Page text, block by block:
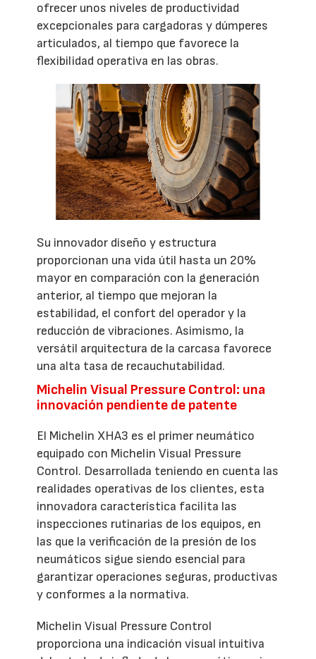
ofrecer unos niveles de productividad
excepcionales para cargadoras y dúmperes
articulados, al tiempo que favorece la
flexibilidad operativa en las obras.
Su innovador diseño y estructura
proporcionan una vida útil hasta un 20%
mayor en comparación con la generación
anterior, al tiempo que mejoran la
estabilidad, el confort del operador y la
reducción de vibraciones. Asimismo, la
versátil arquitectura de la carcasa favorece
una alta tasa de recauchutabilidad.
Michelin Visual Pressure Control: una
innovación pendiente de patente
El Michelin XHA3 es el primer neumático
equipado con Michelin Visual Pressure
Control. Desarrollada teniendo en cuenta las
realidades operativas de los clientes, esta
innovadora característica facilita las
inspecciones rutinarias de los equipos, en
las que la verificación de la presión de los
neumáticos sigue siendo esencial para
garantizar operaciones seguras, productivas
y conformes a la normativa.
Michelin Visual Pressure Control
proporciona una indicación visual intuitiva